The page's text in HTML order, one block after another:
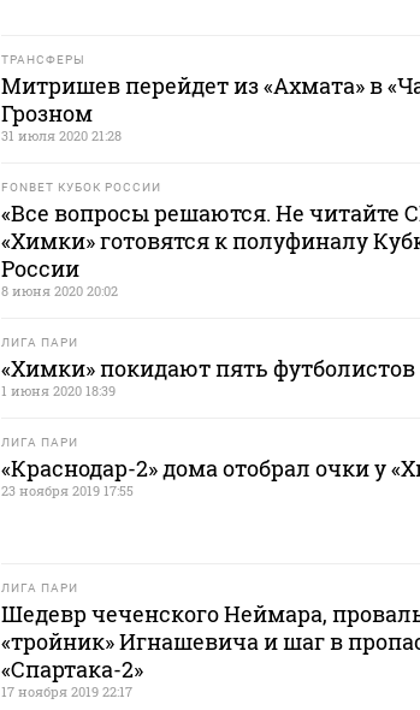
ТРАНСФЕРЫ
Митришев перейдет из «Ахмата» в
Грозном
31 июля 2020 21:28
FONBET КУБОК РОССИИ
«Все вопросы решаются. Не читайте
«Химки» готовятся к полуфиналу
России
8 июня 2020 20:02
ЛИГА ПАРИ
«Химки» покидают пять футболистов
1 июня 2020 18:39
ЛИГА ПАРИ
«Краснодар-2» дома отобрал очки у
23 ноября 2019 17:55
ЛИГА ПАРИ
Шедевр чеченского Неймара,
«тройник» Игнашевича и шаг в
«Спартака-2»
17 ноября 2019 22:17